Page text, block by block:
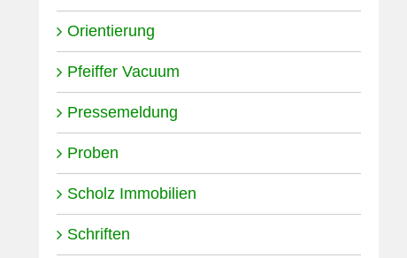
Orientierung
Pfeiffer Vacuum
Pressemeldung
Proben
Scholz Immobilien
Schriften